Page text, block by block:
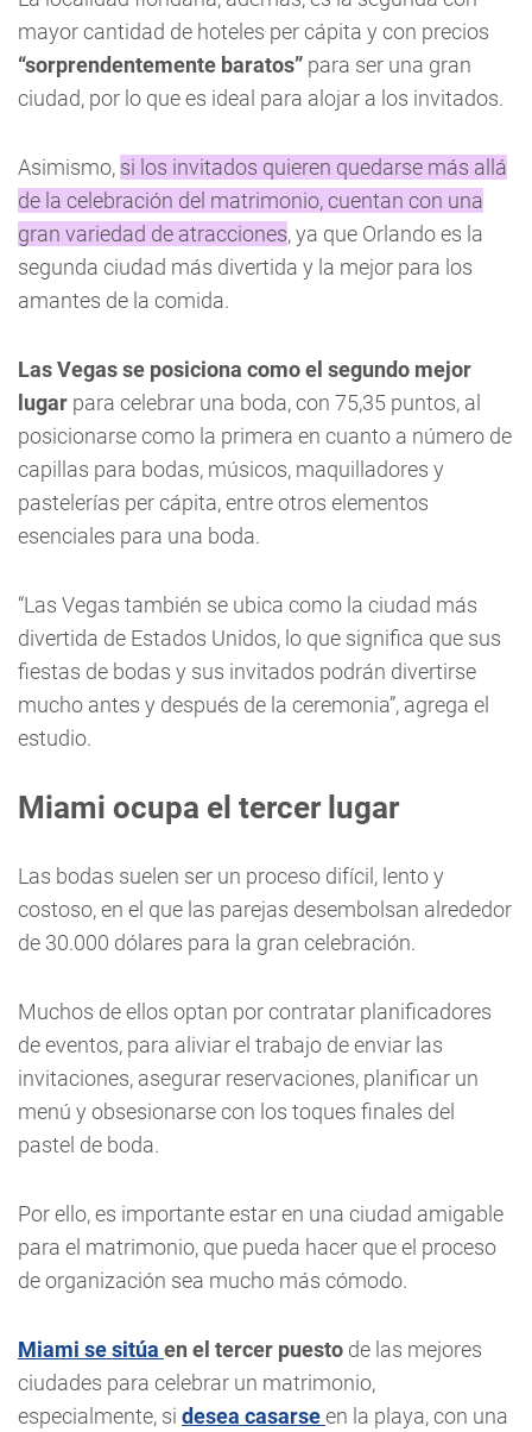
mayor cantidad de hoteles per cápita y con precios
“sorprendentemente baratos” para ser una gran
ciudad, por lo que es ideal para alojar a los invitados.
Asimismo, si los invitados quieren quedarse más allá
de la celebración del matrimonio, cuentan con una
gran variedad de atracciones, ya que Orlando es la
segunda ciudad más divertida y la mejor para los
amantes de la comida.
Las Vegas se posiciona como el segundo mejor
lugar para celebrar una boda, con 75,35 puntos, al
posicionarse como la primera en cuanto a número de
capillas para bodas, músicos, maquilladores y
pastelerías per cápita, entre otros elementos
esenciales para una boda.
“Las Vegas también se ubica como la ciudad más
divertida de Estados Unidos, lo que significa que sus
fiestas de bodas y sus invitados podrán divertirse
mucho antes y después de la ceremonia”, agrega el
estudio.
Miami ocupa el tercer lugar
Las bodas suelen ser un proceso difícil, lento y
costoso, en el que las parejas desembolsan alrededor
de 30.000 dólares para la gran celebración.
Muchos de ellos optan por contratar planificadores
de eventos, para aliviar el trabajo de enviar las
invitaciones, asegurar reservaciones, planificar un
menú y obsesionarse con los toques finales del
pastel de boda.
Por ello, es importante estar en una ciudad amigable
para el matrimonio, que pueda hacer que el proceso
de organización sea mucho más cómodo.
Miami se sitúa en el tercer puesto de las mejores
ciudades para celebrar un matrimonio,
especialmente, si desea casarseen la playa, con una